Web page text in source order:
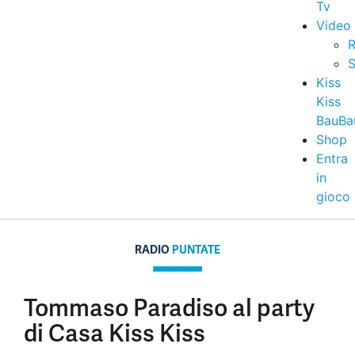
Tv
Video
Kiss
Kiss
Shop
Entra
in
gioco
RADIO PUNTATE
Tommaso Paradiso al party
di Casa Kiss Kiss